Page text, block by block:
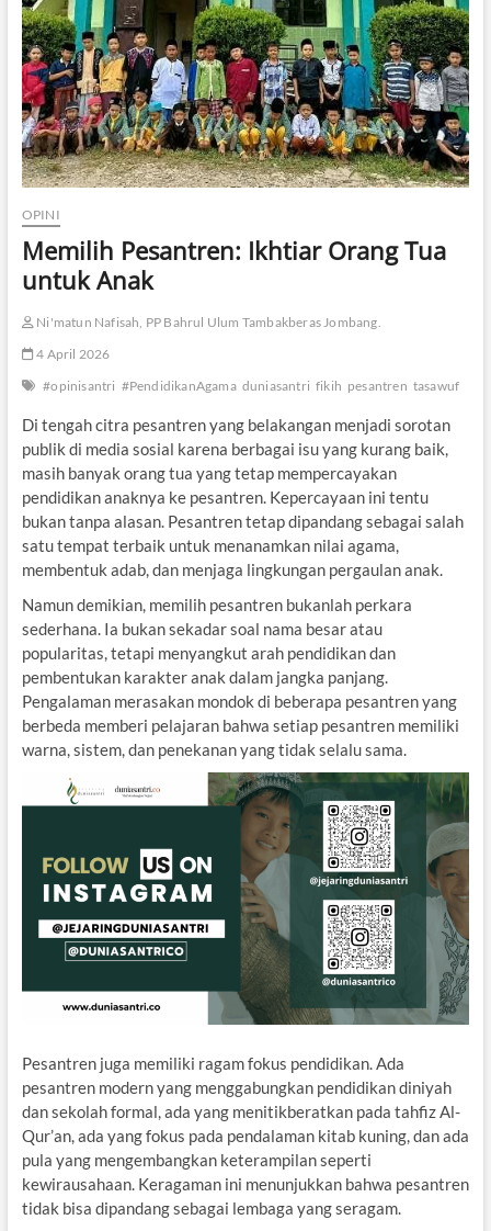
OPINI
Memilih Pesantren: Ikhtiar Orang Tua
untuk Anak
Ni'matun Nafisah, PP Bahrul Ulum Tambakberas Jombang.
4 April 2026
#opinisantri #PendidikanAgama duniasantri fikih pesantren tasawuf
Di tengah citra pesantren yang belakangan menjadi sorotan
publik di media sosial karena berbagai isu yang kurang baik,
masih banyak orang tua yang tetap mempercayakan
pendidikan anaknya ke pesantren. Kepercayaan ini tentu
bukan tanpa alasan. Pesantren tetap dipandang sebagai salah
satu tempat terbaik untuk menanamkan nilai agama,
membentuk adab, dan menjaga lingkungan pergaulan anak.
Namun demikian, memilih pesantren bukanlah perkara
sederhana. Ia bukan sekadar soal nama besar atau
popularitas, tetapi menyangkut arah pendidikan dan
pembentukan karakter anak dalam jangka panjang.
Pengalaman merasakan mondok di beberapa pesantren yang
berbeda memberi pelajaran bahwa setiap pesantren memiliki
warna, sistem, dan penekanan yang tidak selalu sama.
Pesantren juga memiliki ragam fokus pendidikan. Ada
pesantren modern yang menggabungkan pendidikan diniyah
dan sekolah formal, ada yang menitikberatkan pada tahfiz Al-
Qur’an, ada yang fokus pada pendalaman kitab kuning, dan ada
pula yang mengembangkan keterampilan seperti
kewirausahaan. Keragaman ini menunjukkan bahwa pesantren
tidak bisa dipandang sebagai lembaga yang seragam.